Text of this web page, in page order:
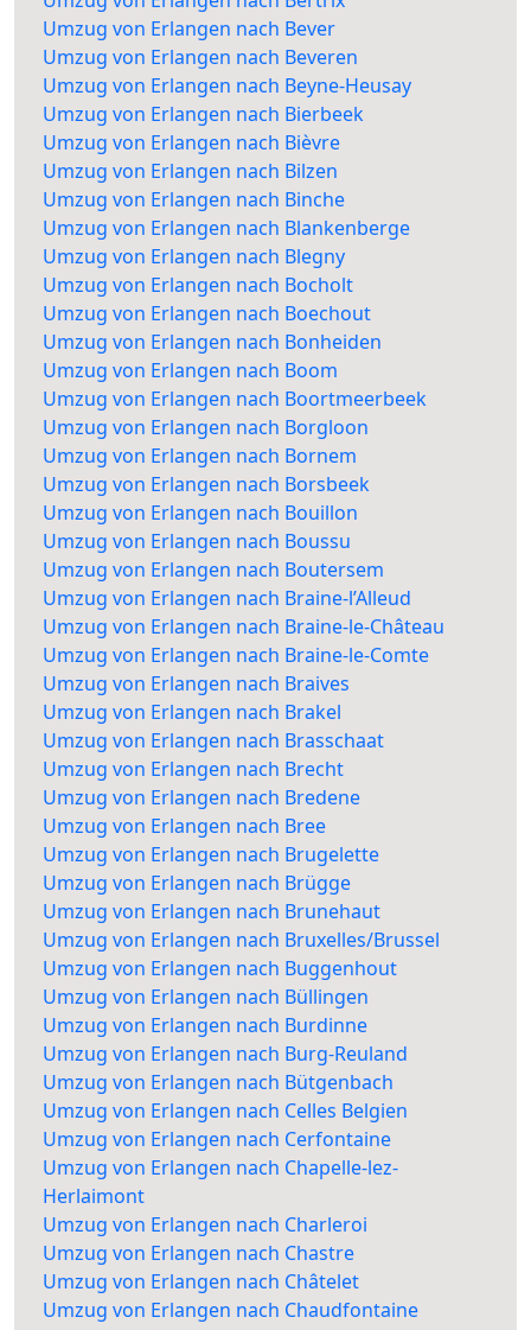
Umzug von Erlangen nach Bever
Umzug von Erlangen nach Beveren
Umzug von Erlangen nach Beyne-Heusay
Umzug von Erlangen nach Bierbeek
Umzug von Erlangen nach Bièvre
Umzug von Erlangen nach Bilzen
Umzug von Erlangen nach Binche
Umzug von Erlangen nach Blankenberge
Umzug von Erlangen nach Blegny
Umzug von Erlangen nach Bocholt
Umzug von Erlangen nach Boechout
Umzug von Erlangen nach Bonheiden
Umzug von Erlangen nach Boom
Umzug von Erlangen nach Boortmeerbeek
Umzug von Erlangen nach Borgloon
Umzug von Erlangen nach Bornem
Umzug von Erlangen nach Borsbeek
Umzug von Erlangen nach Bouillon
Umzug von Erlangen nach Boussu
Umzug von Erlangen nach Boutersem
Umzug von Erlangen nach Braine-l’Alleud
Umzug von Erlangen nach Braine-le-Château
Umzug von Erlangen nach Braine-le-Comte
Umzug von Erlangen nach Braives
Umzug von Erlangen nach Brakel
Umzug von Erlangen nach Brasschaat
Umzug von Erlangen nach Brecht
Umzug von Erlangen nach Bredene
Umzug von Erlangen nach Bree
Umzug von Erlangen nach Brugelette
Umzug von Erlangen nach Brügge
Umzug von Erlangen nach Brunehaut
Umzug von Erlangen nach Bruxelles/Brussel
Umzug von Erlangen nach Buggenhout
Umzug von Erlangen nach Büllingen
Umzug von Erlangen nach Burdinne
Umzug von Erlangen nach Burg-Reuland
Umzug von Erlangen nach Bütgenbach
Umzug von Erlangen nach Celles Belgien
Umzug von Erlangen nach Cerfontaine
Umzug von Erlangen nach Chapelle-lez-
Herlaimont
Umzug von Erlangen nach Charleroi
Umzug von Erlangen nach Chastre
Umzug von Erlangen nach Châtelet
Umzug von Erlangen nach Chaudfontaine